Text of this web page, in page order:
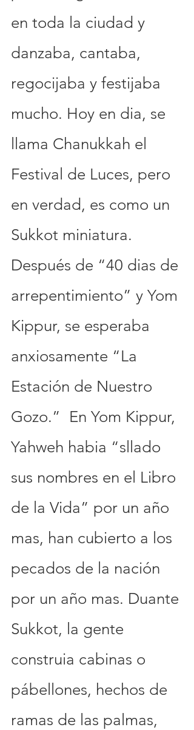
en toda la ciudad y
danzaba, cantaba,
regocijaba y festijaba
mucho. Hoy en dia, se
llama Chanukkah el
Festival de Luces, pero
en verdad, es como un
Sukkot miniatura.
Después de “40 dias de
arrepentimiento” y Yom
Kippur, se esperaba
anxiosamente “La
Estación de Nuestro
Gozo.”  En Yom Kippur,
Yahweh habia “sllado
sus nombres en el Libro
de la Vida” por un año
mas, han cubierto a los
pecados de la nación
por un año mas. Duante
Sukkot, la gente
construia cabinas o
pábellones, hechos de
ramas de las palmas,